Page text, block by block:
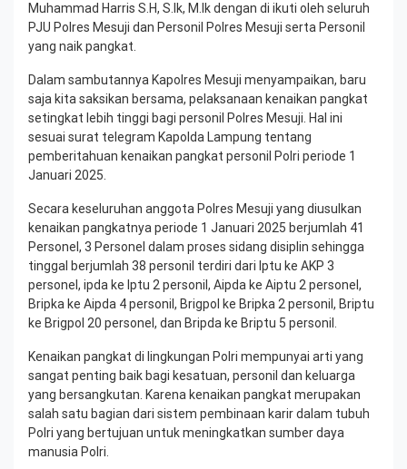
Muhammad Harris S.H, S.Ik, M.Ik dengan di ikuti oleh seluruh
PJU Polres Mesuji dan Personil Polres Mesuji serta Personil
yang naik pangkat.
Dalam sambutannya Kapolres Mesuji menyampaikan, baru
saja kita saksikan bersama, pelaksanaan kenaikan pangkat
setingkat lebih tinggi bagi personil Polres Mesuji. Hal ini
sesuai surat telegram Kapolda Lampung tentang
pemberitahuan kenaikan pangkat personil Polri periode 1
Januari 2025.
Secara keseluruhan anggota Polres Mesuji yang diusulkan
kenaikan pangkatnya periode 1 Januari 2025 berjumlah 41
Personel, 3 Personel dalam proses sidang disiplin sehingga
tinggal berjumlah 38 personil terdiri dari Iptu ke AKP 3
personel, ipda ke Iptu 2 personil, Aipda ke Aiptu 2 personel,
Bripka ke Aipda 4 personil, Brigpol ke Bripka 2 personil, Briptu
ke Brigpol 20 personel, dan Bripda ke Briptu 5 personil.
Kenaikan pangkat di lingkungan Polri mempunyai arti yang
sangat penting baik bagi kesatuan, personil dan keluarga
yang bersangkutan. Karena kenaikan pangkat merupakan
salah satu bagian dari sistem pembinaan karir dalam tubuh
Polri yang bertujuan untuk meningkatkan sumber daya
manusia Polri.